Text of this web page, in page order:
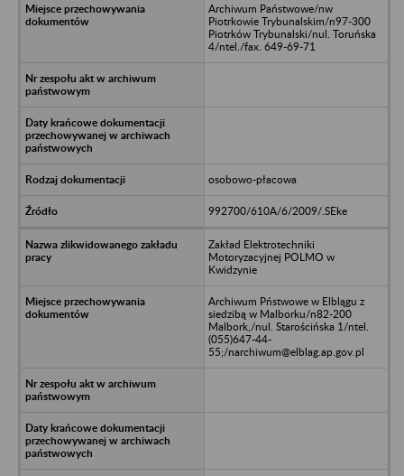
Archiwum Państwowe/nw
Piotrkowie Trybunalskim/n97-300
Piotrków Trybunalski/nul. Toruńska
4/ntel./fax. 649-69-71
osobowo-płacowa
992700/610A/6/2009/.SEke
Zakład Elektrotechniki
Motoryzacyjnej POLMO w
Kwidzynie
Archiwum Pństwowe w Elblągu z
siedzibą w Malborku/n82-200
Malbork,/nul. Starościńska 1/ntel.
(055)647-44-
55;/narchiwum@elblag.ap.gov.pl